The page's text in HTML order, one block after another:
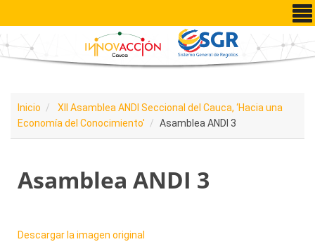
Pasar al contenido principal
Inicio
XII Asamblea ANDI Seccional del Cauca, ‘Hacia una
Economía del Conocimiento'
Asamblea ANDI 3
Asamblea ANDI 3
Descargar la imagen original